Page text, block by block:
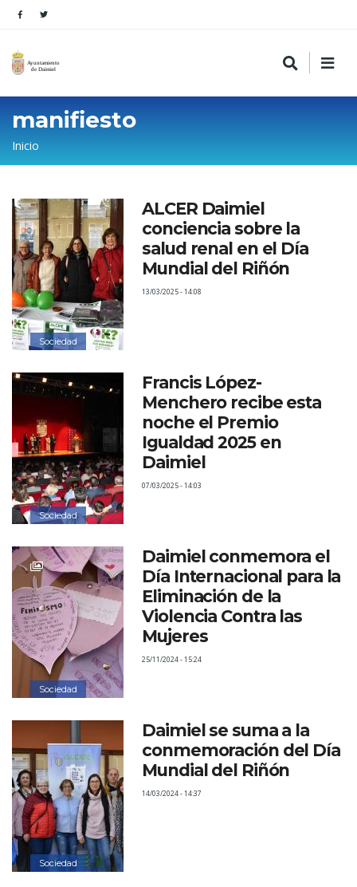
manifiesto
Sobrescribir
enlaces
de
ayuda
a
la
navegación
Inicio
Sociedad
ALCER Daimiel
conciencia sobre la
salud renal en el Día
Mundial del Riñón
13/03/2025 - 14:08
Sociedad
Francis López-
Menchero recibe esta
noche el Premio
Igualdad 2025 en
Daimiel
07/03/2025 - 14:03
Sociedad
Daimiel conmemora el
Día Internacional para la
Eliminación de la
Violencia Contra las
Mujeres
25/11/2024 - 15:24
Sociedad
Daimiel se suma a la
conmemoración del Día
Mundial del Riñón
14/03/2024 - 14:37